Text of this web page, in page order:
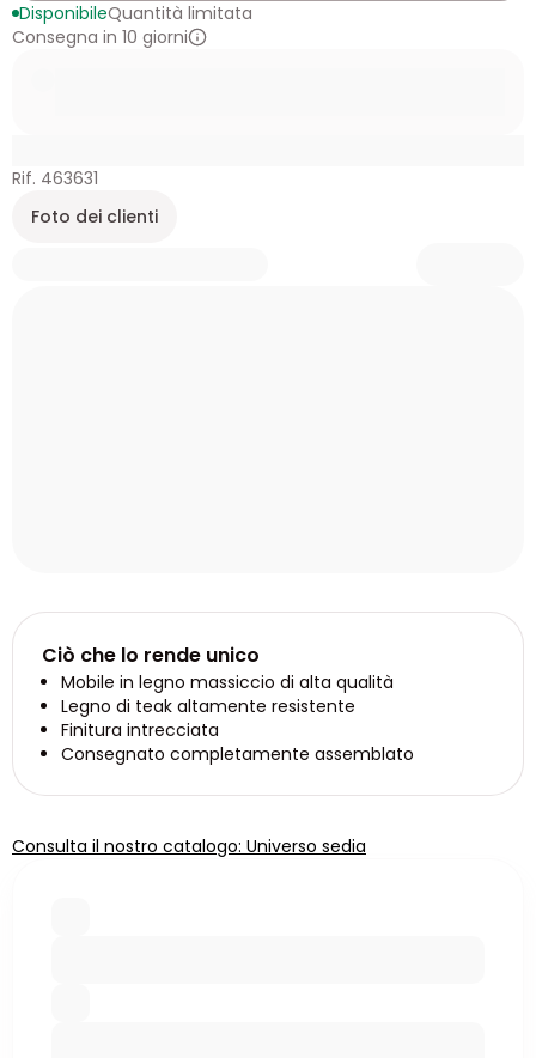
DisponibileQuantità limitata
Consegna in 10 giorni
Rif. 463631
Foto dei clienti
Ciò che lo rende unico
Mobile in legno massiccio di alta qualità
Legno di teak altamente resistente
Finitura intrecciata
Consegnato completamente assemblato
Consulta il nostro catalogo: Universo sedia